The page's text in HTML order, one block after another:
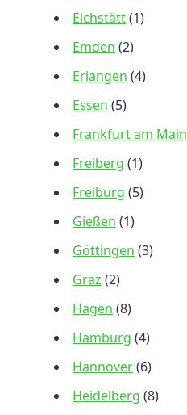
Eichstätt(1)
Emden (2)
Erlangen (4)
Essen (5)
Frankfurt am Main
Freiberg (1)
Freiburg (5)
Gießen (1)
Göttingen (3)
Graz (2)
Hagen (8)
Hamburg (4)
Hannover(6)
Heidelberg (8)